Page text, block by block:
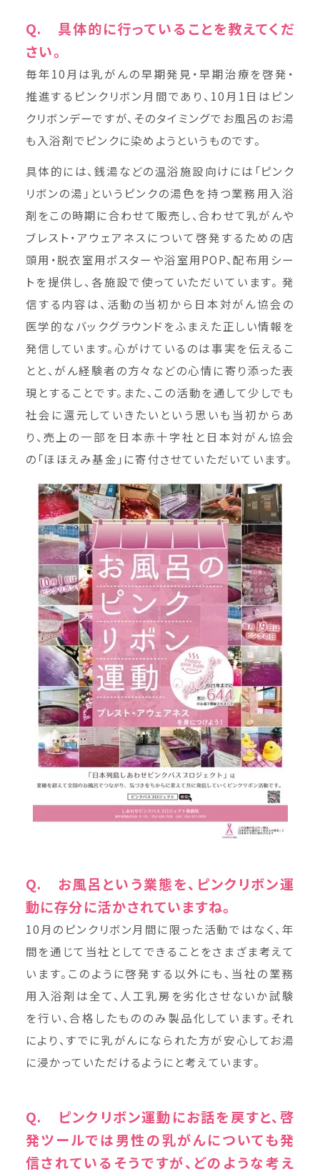
Q. 具体的に行っていることを教えてくだ
さい。
毎年10月は乳がんの早期発見・早期治療を啓発・
推進するピンクリボン月間であり、10月1日はピン
クリボンデーですが、そのタイミングでお風呂のお湯
も入浴剤でピンクに染めようというものです。
具体的には、銭湯などの温浴施設向けには「ピンク
リボンの湯」というピンクの湯色を持つ業務用入浴
剤をこの時期に合わせて販売し、合わせて乳がんや
ブレスト・アウェアネスについて啓発するための店
頭用・脱衣室用ポスターや浴室用POP、配布用シー
トを提供し、各施設で使っていただいています。 発
信する内容は、活動の当初から日本対がん協会の
医学的なバックグラウンドをふまえた正しい情報を
発信しています。心がけているのは事実を伝えるこ
とと、がん経験者の方々などの心情に寄り添った表
現とすることです。また、この活動を通して少しでも
社会に還元していきたいという思いも当初からあ
り、売上の一部を日本赤十字社と日本対がん協会
の「ほほえみ基金」に寄付させていただいています。
Q. お風呂という業態を、ピンクリボン運
動に存分に活かされていますね。
10月のピンクリボン月間に限った活動ではなく、年
間を通じて当社としてできることをさまざま考えて
います。このように啓発する以外にも、当社の業務
用入浴剤は全て、人工乳房を劣化させないか試験
を行い、合格したもののみ製品化しています。それ
により、すでに乳がんになられた方が安心してお湯
に浸かっていただけるようにと考えています。
Q. ピンクリボン運動にお話を戻すと、啓
発ツールでは男性の乳がんについても発
信されているそうですが、どのような考え